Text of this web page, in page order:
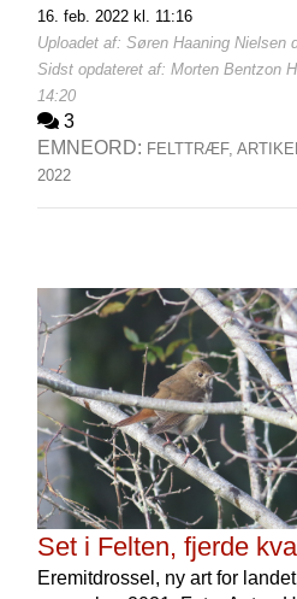
16. feb. 2022 kl. 11:16
Uploadet af: Søren Haaning Nielsen
Sidst opdateret af: Morten Bentzon
14:20
3
EMNEORD: FELTTRÆF,
2022
Set i Felten, fjerde
Eremitdrossel, ny art for